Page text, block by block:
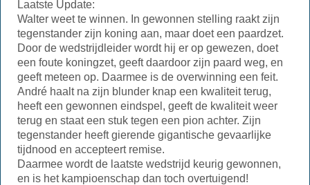
Laatste Update:
Walter weet te winnen. In gewonnen stelling raakt zijn
tegenstander zijn koning aan, maar doet een paardzet.
Door de wedstrijdleider wordt hij er op gewezen, doet
een foute koningzet, geeft daardoor zijn paard weg, en
geeft meteen op. Daarmee is de overwinning een feit.
André haalt na zijn blunder knap een kwaliteit terug,
heeft een gewonnen eindspel, geeft de kwaliteit weer
terug en staat een stuk tegen een pion achter. Zijn
tegenstander heeft gierende gigantische gevaarlijke
tijdnood en accepteert remise.
Daarmee wordt de laatste wedstrijd keurig gewonnen,
en is het kampioenschap dan toch overtuigend!